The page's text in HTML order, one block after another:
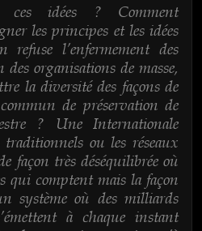
ces idées ? Comment
les principes et les idées
l’enfermement des
organisations de masse,
la diversité des façons de
de préservation de
? Une Internationale
ou les réseaux
façon très déséquilibrée où
qui comptent mais la façon
système où des milliards
à chaque instant